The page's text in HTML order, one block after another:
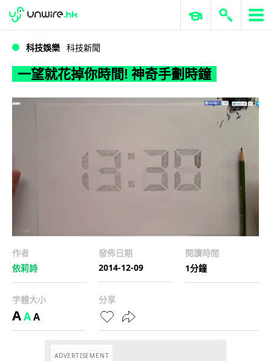
一望就花掉你時間! 神奇手劃時鐘
WWDC 2026 ERP 與商業 AI
科技娛樂 科技新聞
一望就花掉你時間! 神奇手劃時鐘
作者
依莉詩
發佈日期
2014-12-09
閱讀時間
1分鐘
字體大小
AAA
分享
ADVERTISEMENT